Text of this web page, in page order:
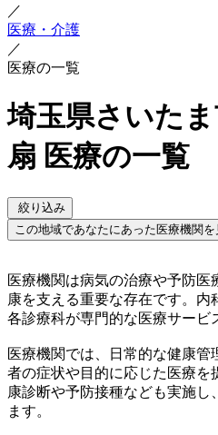
／
医療・介護
／
医療の一覧
埼玉県さいた
扇 医療の一覧
絞り込み
この地域であなたにあった医療機関
医療機関は病気の治療や予防
康を支える重要な存在です。内
各診療科が専門的な医療サービ
医療機関では、日常的な健康管
者の症状や目的に応じた医療を
康診断や予防接種なども実施
ます。